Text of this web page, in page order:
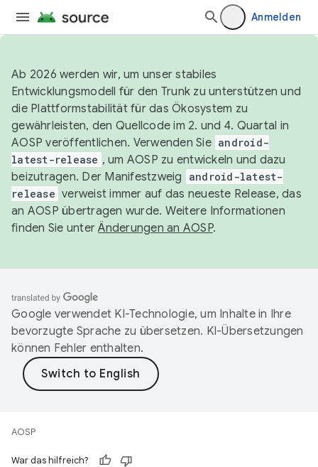
Anmelden
Ab 2026 werden wir, um unser stabiles
Entwicklungsmodell für den Trunk zu unterstützen und
die Plattformstabilität für das Ökosystem zu
gewährleisten, den Quellcode im 2. und 4. Quartal in
AOSP veröffentlichen. Verwenden Sie android-
latest-release , um AOSP zu entwickeln und dazu
beizutragen. Der Manifestzweig
android-latest-
release verweist immer auf das neueste Release, das
an AOSP übertragen wurde. Weitere Informationen
finden Sie unterÄnderungen an AOSP.
Google verwendet KI-Technologie, um Inhalte in Ihre
bevorzugte Sprache zu übersetzen. KI-Übersetzungen
können Fehler enthalten.
AOSP
War das hilfreich?